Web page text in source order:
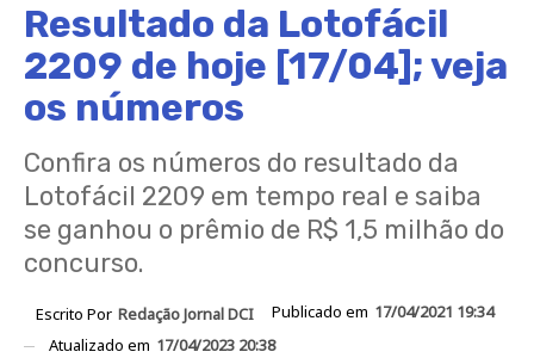
Resultado da Lotofácil
2209 de hoje [17/04]; veja
os números
Confira os números do resultado da
Lotofácil 2209 em tempo real e saiba
se ganhou o prêmio de R$ 1,5 milhão do
concurso.
Escrito Por Redação Jornal DCI Publicado em 17/04/2021 19:34
Atualizado em 17/04/2023 20:38